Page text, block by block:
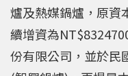
爐及熱媒鍋爐，原資
續增資為
份有限公司，並於民